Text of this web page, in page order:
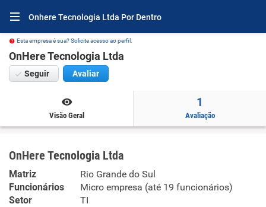
Onhere Tecnologia Ltda Por Dentro
Esta empresa é sua? Solicite acesso ao perfil.
OnHere Tecnologia Ltda
Seguir Avaliar
Visão Geral
1
Avaliação
OnHere Tecnologia Ltda
Matriz
Rio Grande do Sul
Funcionários
Micro empresa (até 19 funcionários)
Setor
TI